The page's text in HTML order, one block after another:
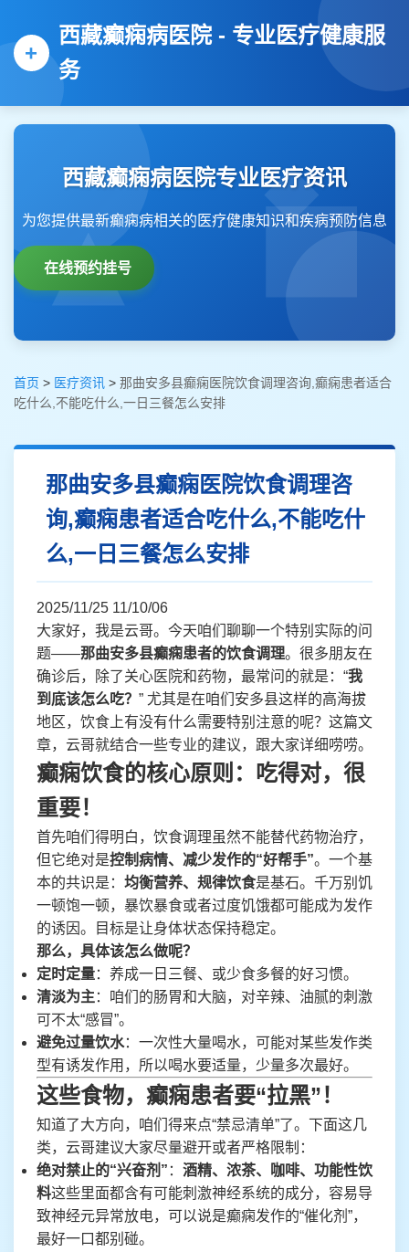
西藏癫痫病医院 - 专业医疗健康服
务
西藏癫痫病医院专业医疗资讯
为您提供最新癫痫病相关的医疗健康知识和疾病预防信息
在线预约挂号
首页 > 医疗资讯 > 那曲安多县癫痫医院饮食调理咨询,癫痫患者适合
吃什么,不能吃什么,一日三餐怎么安排
那曲安多县癫痫医院饮食调理咨
询,癫痫患者适合吃什么,不能吃什
么,一日三餐怎么安排
2025/11/25 11/10/06
大家好，我是云哥。今天咱们聊聊一个特别实际的问
题——那曲安多县癫痫患者的饮食调理。很多朋友在
确诊后，除了关心医院和药物，最常问的就是：“我
到底该怎么吃？ ” 尤其是在咱们安多县这样的高海拔
地区，饮食上有没有什么需要特别注意的呢？这篇文
章，云哥就结合一些专业的建议，跟大家详细唠唠。
癫痫饮食的核心原则：吃得对，很
重要！
首先咱们得明白，饮食调理虽然不能替代药物治疗，
但它绝对是控制病情、减少发作的“好帮手”。一个基
本的共识是： 均衡营养、规律饮食是基石。千万别饥
一顿饱一顿，暴饮暴食或者过度饥饿都可能成为发作
的诱因。目标是让身体状态保持稳定。
那么，具体该怎么做呢？
定时定量：养成一日三餐、或少食多餐的好习惯。
清淡为主 ：咱们的肠胃和大脑，对辛辣、油腻的刺激
可不太“感冒”。
避免过量饮水：一次性大量喝水，可能对某些发作类
型有诱发作用，所以喝水要适量，少量多次最好。
这些食物，癫痫患者要“拉黑”！
知道了大方向，咱们得来点“禁忌清单”了。下面这几
类，云哥建议大家尽量避开或者严格限制：
绝对禁止的“兴奋剂” ： 酒精、浓茶、咖啡、功能性饮
料这些里面都含有可能刺激神经系统的成分，容易导
致神经元异常放电，可以说是癫痫发作的“催化剂”，
最好一口都别碰。